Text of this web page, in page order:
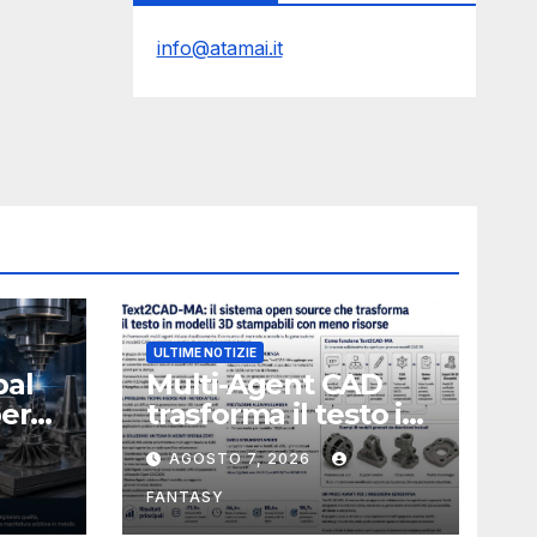
info@atamai.it
ULTIME NOTIZIE
Multi-Agent CAD
trasforma il testo in
CAD usando 116
volte meno token
AGOSTO 7, 2026
FANTASY